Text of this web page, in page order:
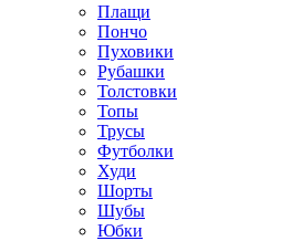
Плащи
Пончо
Пуховики
Рубашки
Толстовки
Топы
Трусы
Футболки
Худи
Шорты
Шубы
Юбки